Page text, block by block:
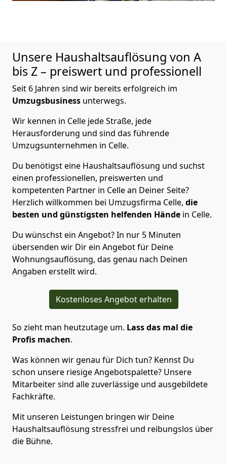
Unsere Haushaltsauflösung von A
bis Z – preiswert und professionell
Seit 6 Jahren sind wir bereits erfolgreich im
Umzugsbusiness unterwegs.
Wir kennen in Celle jede Straße, jede
Herausforderung und sind das führende
Umzugsunternehmen in Celle.
Du benötigst eine Haushaltsauflösung und suchst
einen professionellen, preiswerten und
kompetenten Partner in Celle an Deiner Seite?
Herzlich willkommen bei Umzugsfirma Celle, die
besten und günstigsten helfenden Hände in Celle.
Du wünschst ein Angebot? In nur 5 Minuten
übersenden wir Dir ein Angebot für Deine
Wohnungsauflösung, das genau nach Deinen
Angaben erstellt wird.
Kostenloses Angebot erhalten
So zieht man heutzutage um. Lass das mal die
Profis machen.
Was können wir genau für Dich tun? Kennst Du
schon unsere riesige Angebotspalette? Unsere
Mitarbeiter sind alle zuverlässige und ausgebildete
Fachkräfte.
Mit unseren Leistungen bringen wir Deine
Haushaltsauflösung stressfrei und reibungslos über
die Bühne.